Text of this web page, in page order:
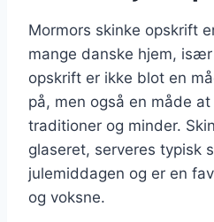
Mormors skinke opskrift
mange danske hjem,
opskrift er ikke blot en
på, men også en måde
traditioner og minder.
glaseret, serveres typisk
julemiddagen og er en
og voksne.